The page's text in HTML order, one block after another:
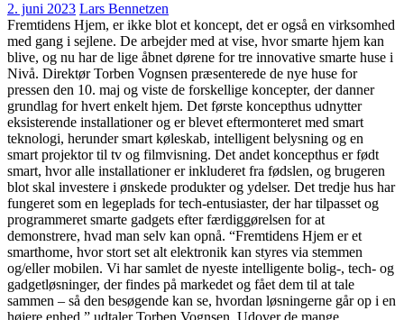
2. juni 2023 Lars Bennetzen
Fremtidens Hjem, er ikke blot et koncept, det er også en virksomhed
med gang i sejlene. De arbejder med at vise, hvor smarte hjem kan
blive, og nu har de lige åbnet dørene for tre innovative smarte huse i
Nivå. Direktør Torben Vognsen præsenterede de nye huse for
pressen den 10. maj og viste de forskellige koncepter, der danner
grundlag for hvert enkelt hjem. Det første koncepthus udnytter
eksisterende installationer og er blevet eftermonteret med smart
teknologi, herunder smart køleskab, intelligent belysning og en
smart projektor til tv og filmvisning. Det andet koncepthus er født
smart, hvor alle installationer er inkluderet fra fødslen, og brugeren
blot skal investere i ønskede produkter og ydelser. Det tredje hus har
fungeret som en legeplads for tech-entusiaster, der har tilpasset og
programmeret smarte gadgets efter færdiggørelsen for at
demonstrere, hvad man selv kan opnå. “Fremtidens Hjem er et
smarthome, hvor stort set alt elektronik kan styres via stemmen
og/eller mobilen. Vi har samlet de nyeste intelligente bolig-, tech- og
gadgetløsninger, der findes på markedet og fået dem til at tale
sammen – så den besøgende kan se, hvordan løsningerne går op i en